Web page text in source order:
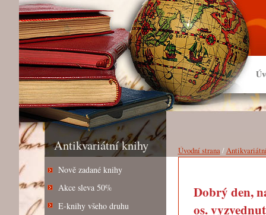
Antikvariátní knihy
Nově zadané knihy
Akce sleva 50%
E-knihy všeho druhu
Úvodní strana/
Dobrý den,
os.